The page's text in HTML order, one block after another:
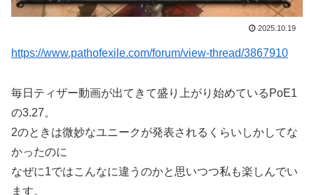
2025.10.19
https://www.pathofexile.com/forum/view-thread/3867910
毎日ティザー動画が出てきて盛り上がり始めているPoE1
の3.27。
2のときは微妙なユニークが発表されるくらいしかしてな
かったのに
なぜに1ではこんなに違うのかと思いつつ私も楽しんでい
ます。